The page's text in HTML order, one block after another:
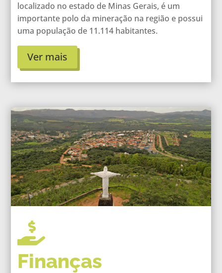
localizado no estado de Minas Gerais, é um
importante polo da mineração na região e possui
uma população de 11.114 habitantes.
Ver mais

Finanças